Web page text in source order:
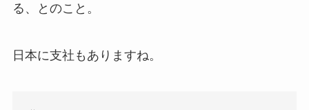
る、とのこと。
日本に支社もありますね。